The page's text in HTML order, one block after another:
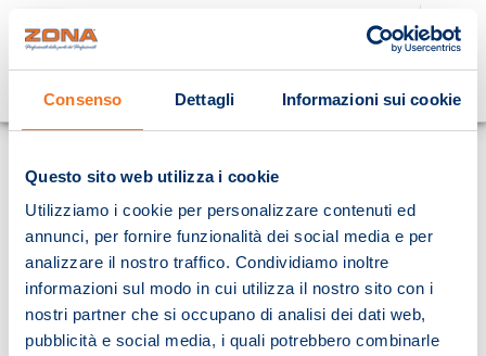
Consenso Dettagli Informazioni sui cookie
Questo sito web utilizza i cookie
Utilizziamo i cookie per personalizzare contenuti ed
annunci, per fornire funzionalità dei social media e per
analizzare il nostro traffico. Condividiamo inoltre
informazioni sul modo in cui utilizza il nostro sito con i
nostri partner che si occupano di analisi dei dati web,
pubblicità e social media, i quali potrebbero combinarle
Cosa stai cercando?